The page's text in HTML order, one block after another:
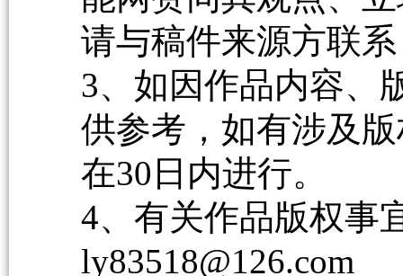
请与稿件来源方联
3、如因作品内容、
供参考，如有涉及
在30日内进行。
4、有关作品版权事
ly83518@126.com